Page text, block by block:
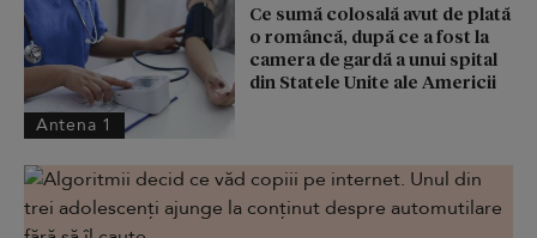
Antena 1
Ce sumă colosală avut de plată
o româncă, după ce a fost la
camera de gardă a unui spital
din Statele Unite ale Americii